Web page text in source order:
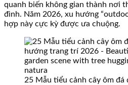
quanh biến không gian thành nơi
đình. Năm 2026, xu hướng
hợp này cực kỳ được ưa chuộng.
25 Mẫu tiểu cảnh cây ôm đá